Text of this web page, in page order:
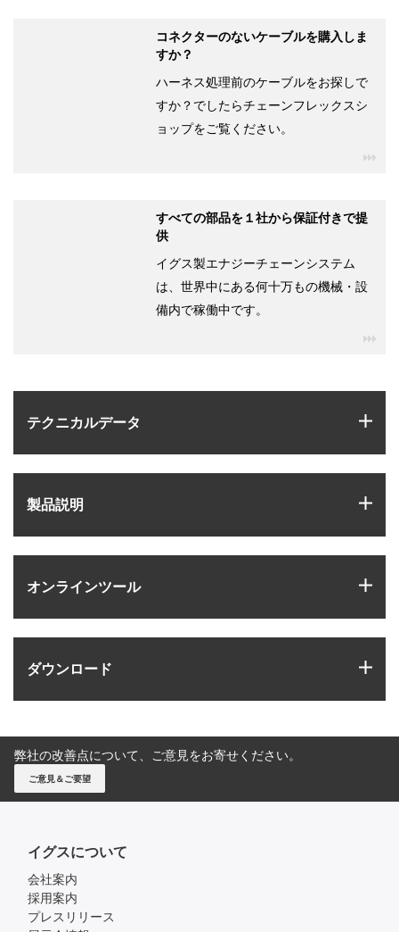
テクニカルデータ
製品説明
オンラインツール
ダウンロード
コネクターのないケーブルを購入しま
すか？
ハーネス処理前のケーブルをお探しで
すか？でしたらチェーンフレックスシ
ョップをご覧ください。
すべての部品を１社から保証付きで提
供
イグス製エナジーチェーンシステム
は、世界中にある何十万もの機械・設
備内で稼働中です。
弊社の改善点について、ご意見をお寄せください。
ご意見＆ご要望
イグスについて
会社案内
採用案内
プレスリリース